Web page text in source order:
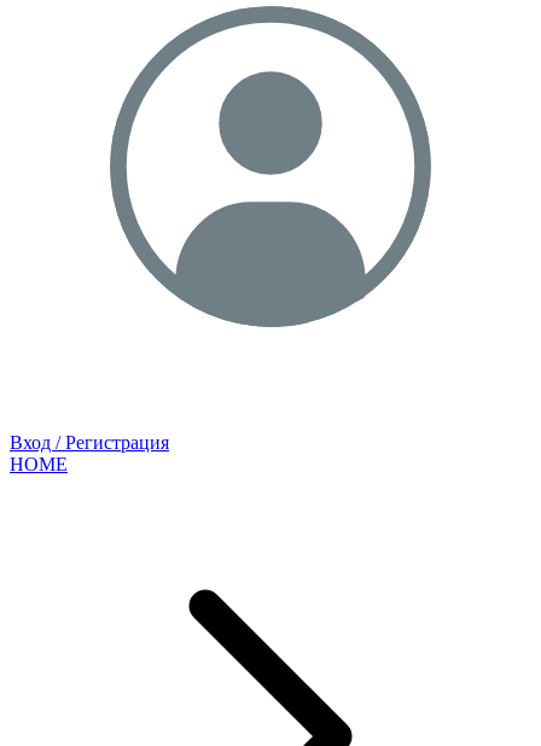
Вход / Регистрация
HOME